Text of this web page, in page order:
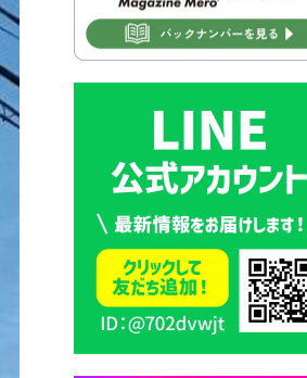
中学校の進捗状況について
2026年7月30日 豊前市立学校
2026年7月30日 豊前市立学校
紹介≪再編計画の見直しにつ
いて≫
2026年7月29日 豊前市指定ご
み袋販売のお知らせ
2026年7月28日 豊前カラス天
狗みなと祭り（花火大会）開
催決定！